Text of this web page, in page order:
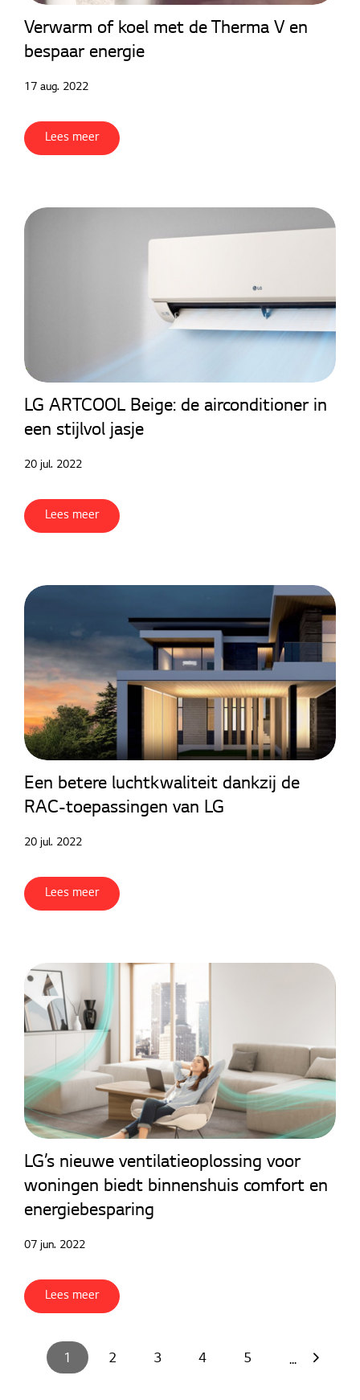
Verwarm of koel met de Therma V en
bespaar energie
17 aug. 2022
Lees meer
LG ARTCOOL Beige: de airconditioner in
een stijlvol jasje
20 jul. 2022
Lees meer
Een betere luchtkwaliteit dankzij de
RAC-toepassingen van LG
20 jul. 2022
Lees meer
LG’s nieuwe ventilatieoplossing voor
woningen biedt binnenshuis comfort en
energiebesparing
07 jun. 2022
Lees meer
1 2 3 4 5 ...